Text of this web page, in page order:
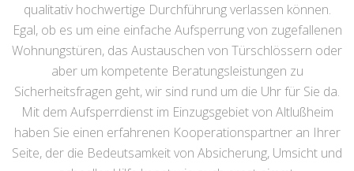
qualitativ hochwertige Durchführung verlassen können.
Egal, ob es um eine einfache Aufsperrung von zugefallenen
Wohnungstüren, das Austauschen von Türschlössern oder
aber um kompetente Beratungsleistungen zu
Sicherheitsfragen geht, wir sind rund um die Uhr für Sie da.
Mit dem Aufsperrdienst im Einzugsgebiet von Altlußheim
haben Sie einen erfahrenen Kooperationspartner an Ihrer
Seite, der die Bedeutsamkeit von Absicherung, Umsicht und